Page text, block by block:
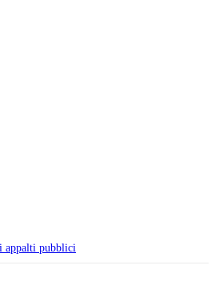
appalti pubblici